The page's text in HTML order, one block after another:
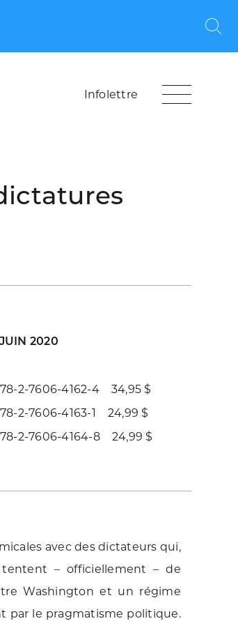
Infolettre
2020
2-7606-4162-4 34,95 $
2-7606-4163-1 24,99 $
2-7606-4164-8 24,99 $
avec des dictateurs qui,
tentent – officiellement – de
Washington et un régime
par le pragmatisme politique.